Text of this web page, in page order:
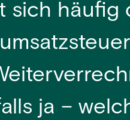
sich häufig
ja –